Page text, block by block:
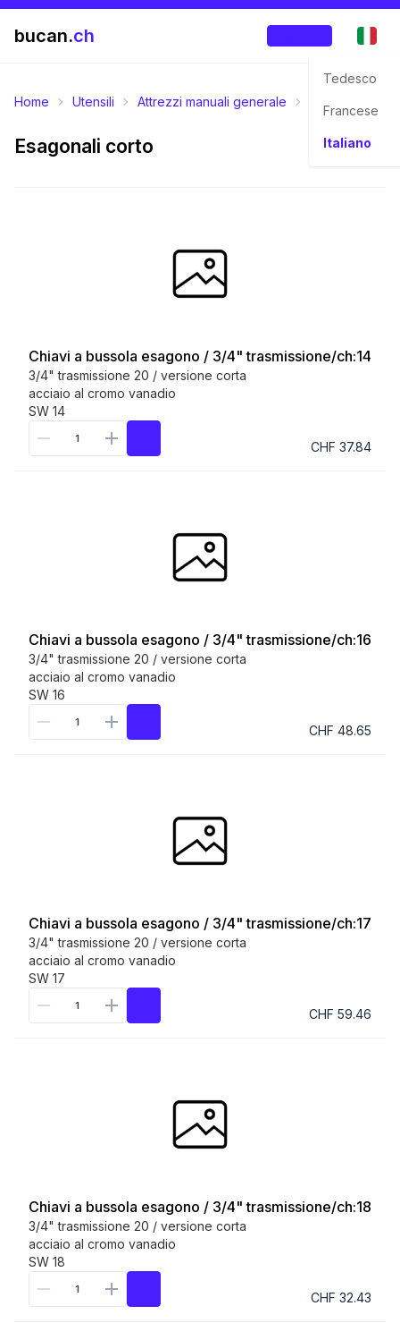
bucan.ch
Tedesco
Francese
Italiano
Home Utensili Attrezzi manuali generale
Esagonali corto
Chiavi a bussola esagono / 3/4" trasmissione/ch:14
3/4" trasmissione 20 / versione corta
acciaio al cromo vanadio
SW 14
CHF 37.84
Chiavi a bussola esagono / 3/4" trasmissione/ch:16
3/4" trasmissione 20 / versione corta
acciaio al cromo vanadio
SW 16
CHF 48.65
Chiavi a bussola esagono / 3/4" trasmissione/ch:17
3/4" trasmissione 20 / versione corta
acciaio al cromo vanadio
SW 17
CHF 59.46
Chiavi a bussola esagono / 3/4" trasmissione/ch:18
3/4" trasmissione 20 / versione corta
acciaio al cromo vanadio
SW 18
CHF 32.43